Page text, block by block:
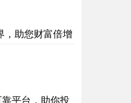
，助您财富倍增
平台，助你投